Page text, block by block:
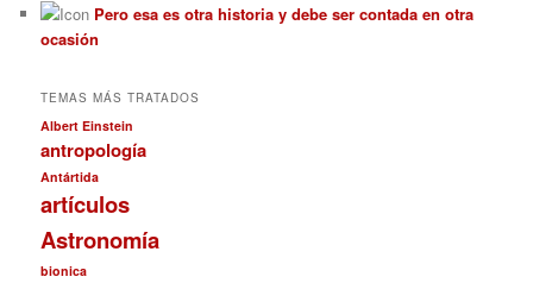
Pero esa es otra historia y debe ser contada en otra
ocasión
TEMAS MÁS TRATADOS
Albert Einstein
antropología
Antártida
artículos
Astronomía
bionica